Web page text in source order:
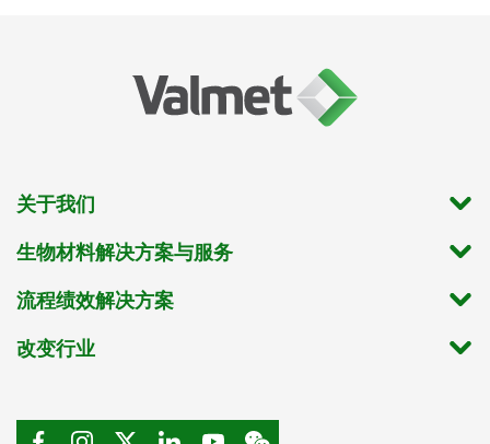
关于我们
生物材料解决方案与服务
流程绩效解决方案
改变行业